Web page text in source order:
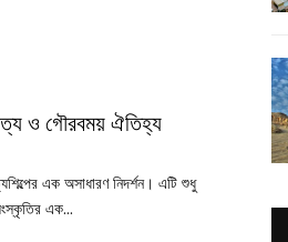
ও গৌরবময় ঐতিহ্য
এক অসাধারণ নিদর্শন। এটি শুধু
এক...